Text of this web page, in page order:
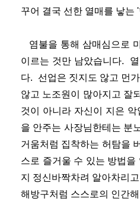
꾸어 결국 선한 열매를 낳는
염불을 통해 삼매심으로
이르는 것만 남았습니다.
다. 선업은 짓지도 않고 먼
않고 노조원이 많아지고 잘
것이 아니라 자신이 지은
을 안주는 사장님한테는 분
거움처럼 집착하는 허탐을
스로 즐거울 수 있는 방법
지 정신바짝차려 알아차리
해방구처럼 스스로의 인간